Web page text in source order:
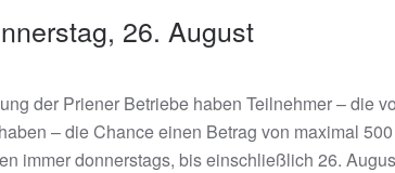
26. August
der Priener Betriebe haben Teilnehmer – die
– die Chance einen Betrag von maximal
immer donnerstags, bis einschließlich 26.